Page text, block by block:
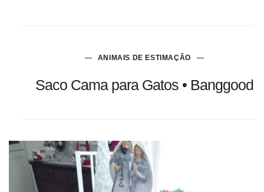
ANIMAIS DE ESTIMAÇÃO
Saco Cama para Gatos • Banggood